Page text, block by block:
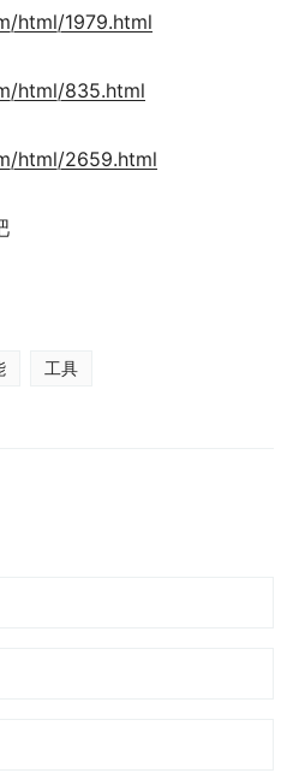
html/1979.html
html/835.html
html/2659.html
工具